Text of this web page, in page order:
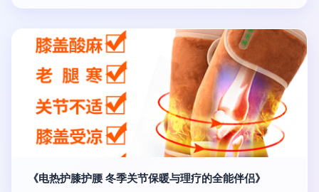
《电热护膝护腰 冬季关节保暖与理疗的全能伴侣》